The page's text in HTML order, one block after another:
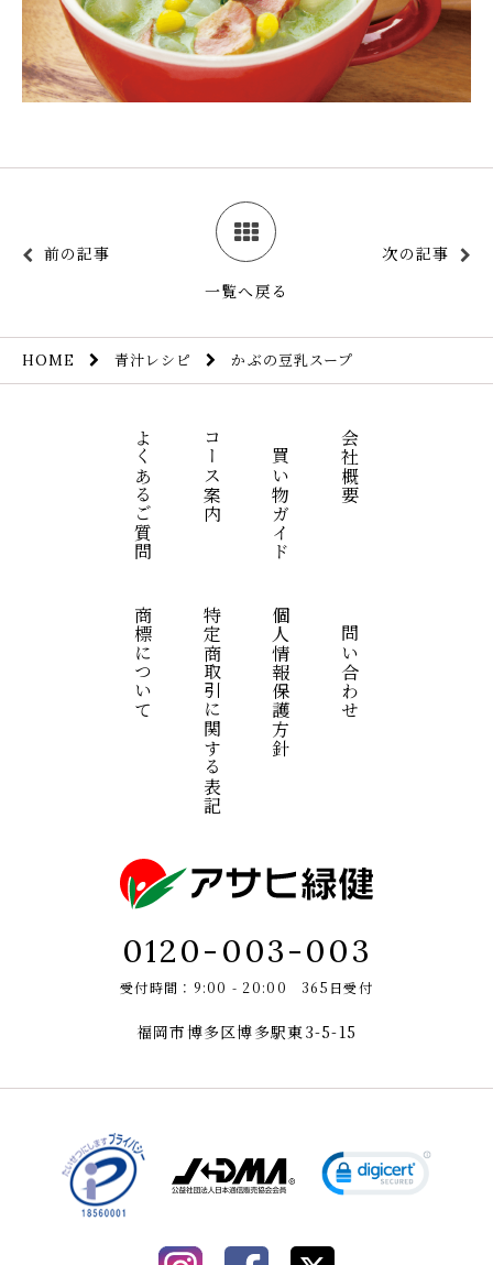
前の記事
一覧へ戻る
次の記事
HOME 青汁レシピ かぶの豆乳スープ
会社概要
お買い物ガイド
コース案内
よくあるご質問
お問い合わせ
個人情報保護方針
特定商取引に関する表記
商標について
0120-003-003
受付時間：9:00 - 20:00 365日受付
福岡市博多区博多駅東3-5-15